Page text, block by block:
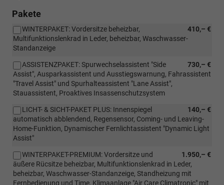
Pakete
410,– €
WINTERPAKET: Vordersitze beheizbar,
Multifunktionslenkrad in Leder, beheizbar, Waschwasser-
Standanzeige
730,– €
ASSISTENZPAKET: Spurwechselassistent "Side
Assist", Ausparkassistent und Ausstiegswarnung, Fahrassistent
"Travel Assist" und Spurhalteassistent "Lane Assist",
Stauassistent, Proaktives Insassenschutzsystem
140,– €
LICHT- & SICHT-PAKET PLUS: Innenspiegel
automatisch abblendend, Regensensor, Coming- und Leaving-
Home-Funktion, Dynamischer Fernlichtassistent "Dynamic Light
Assist"
1.950,– €
WINTERPAKET-PREMIUM: Vordersitze und
äußere Rücsitze beheizbar, Multifunktionslenkrad in Leder,
beheizbar, Waschwasser-Standanzeige, Standheizung mit
Fernbedienung und Time, Klimaanlage "Air Care Climatronic" mit